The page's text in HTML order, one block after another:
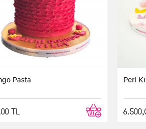
Pasta
TL
Peri